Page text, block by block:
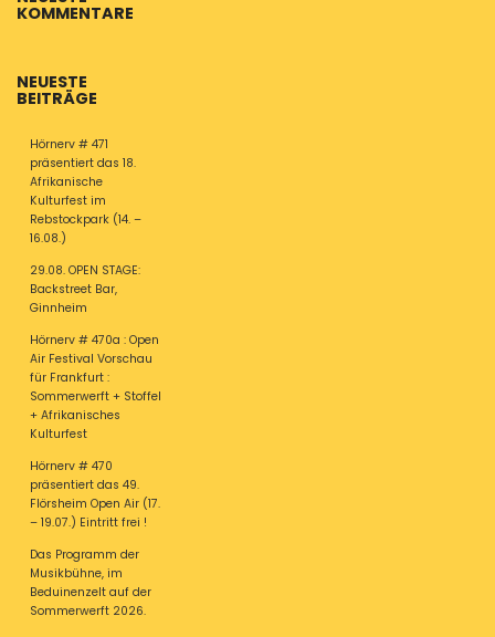
KOMMENTARE
NEUESTE
BEITRÄGE
Hörnerv # 471
präsentiert das 18.
Afrikanische
Kulturfest im
Rebstockpark (14. –
16.08.)
29.08. OPEN STAGE:
Backstreet Bar,
Ginnheim
Hörnerv # 470a : Open
Air Festival Vorschau
für Frankfurt :
Sommerwerft + Stoffel
+ Afrikanisches
Kulturfest
Hörnerv # 470
präsentiert das 49.
Flörsheim Open Air (17.
– 19.07.) Eintritt frei !
Das Programm der
Musikbühne, im
Beduinenzelt auf der
Sommerwerft 2026.